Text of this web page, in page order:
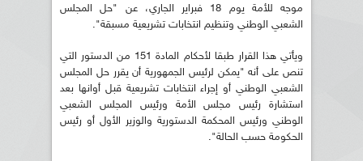
موجه للأمة يوم 18 فبراير الجاري، عن "حل المجلس
الشعبي الوطني وتنظيم انتخابات تشريعية مسبقة".
ويأتي هذا القرار طبقا لأحكام المادة 151 من الدستور التي
تنص على أنه "يمكن لرئيس الجمهورية أن يقرر حل المجلس
الشعبي الوطني أو إجراء انتخابات تشريعية قبل أوانها بعد
استشارة رئيس مجلس الأمة ورئيس المجلس الشعبي
الوطني ورئيس المحكمة الدستورية والوزير الأول أو رئيس
الحكومة حسب الحالة".